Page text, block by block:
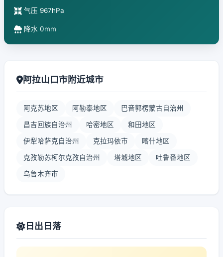
气压 967hPa
降水 0mm
阿拉山口市附近城市
阿克苏地区 阿勒泰地区 巴音郭楞蒙古自治州
昌吉回族自治州 哈密地区 和田地区
伊犁哈萨克自治州 克拉玛依市 喀什地区
克孜勒苏柯尔克孜自治州 塔城地区 吐鲁番地区
乌鲁木齐市
日出日落